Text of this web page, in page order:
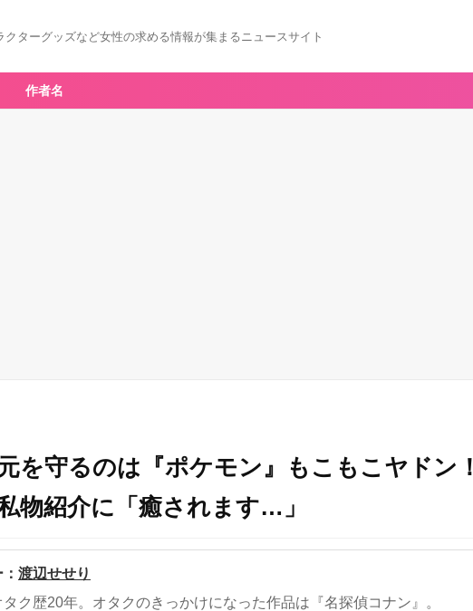
クターグッズなど女性の求める情報が集まるニュースサイト
作者名
を守るのは『ポケモン』もこもこヤドン！
物紹介に「癒されます…」
渡辺せせり
ク歴20年。オタクのきっかけになった作品は『名探偵コナン』。